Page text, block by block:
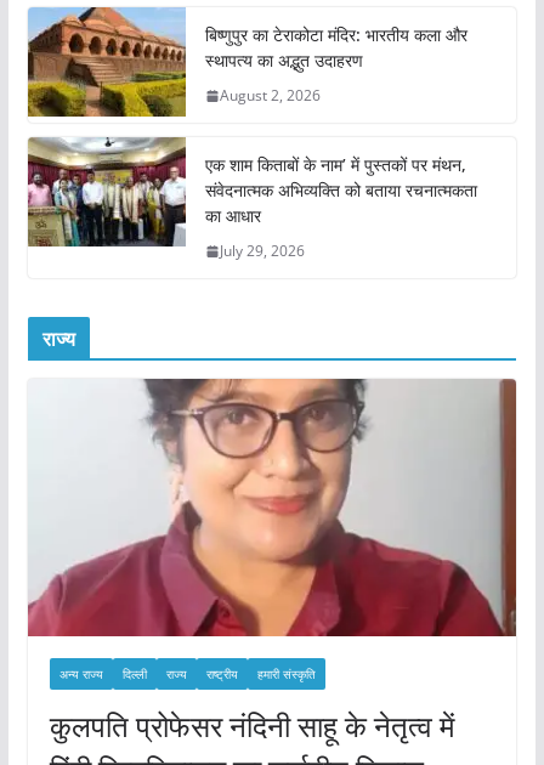
बिष्णुपुर का टेराकोटा मंदिर: भारतीय कला और
स्थापत्य का अद्भुत उदाहरण
August 2, 2026
एक शाम किताबों के नाम’ में पुस्तकों पर मंथन,
संवेदनात्मक अभिव्यक्ति को बताया रचनात्मकता
का आधार
July 29, 2026
राज्य
अन्य राज्य दिल्ली राज्य राष्ट्रीय हमारी संस्कृति
कुलपति प्रोफेसर नंदिनी साहू के नेतृत्व में